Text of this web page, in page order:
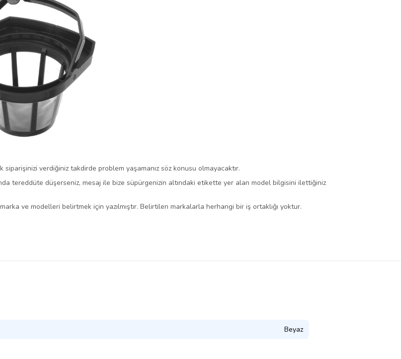
verdiğiniz takdirde problem yaşamanız söz konusu olmayacaktır.
tereddüte düşerseniz, mesaj ile bize süpürgenizin altındaki etikette yer alan model bilgisini ilettiğiniz
ve modelleri belirtmek için yazılmıştır. Belirtilen markalarla herhangi bir iş ortaklığı yoktur.
Beyaz